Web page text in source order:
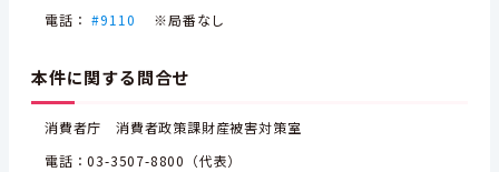
電話： #9110 ※局番なし
本件に関する問合せ
消費者庁 消費者政策課財産被害対策室
電話：03-3507-8800（代表）